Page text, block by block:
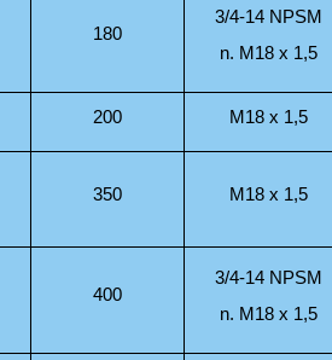
180
3/4-14 NPSM
n. M18 x 1,5
200 M18 x 1,5
350 M18 x 1,5
400
3/4-14 NPSM
n. M18 x 1,5